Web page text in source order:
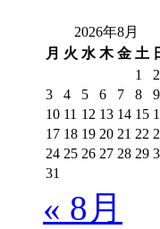
2026年8月
月 火 水 木 金 土
1
2
3
4 5 6 7 8
9
10 11 12 13 14 15
17 18 19 20 21 22
24 25 26 27 28 29
31
« 8月